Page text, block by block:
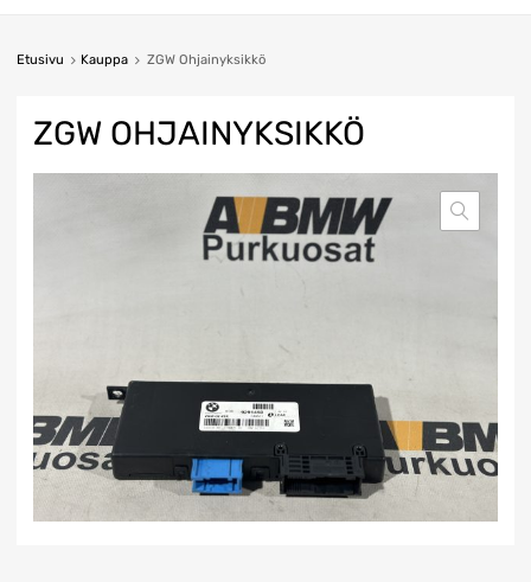
Etusivu Kauppa ZGW Ohjainyksikkö
ZGW OHJAINYKSIKKÖ